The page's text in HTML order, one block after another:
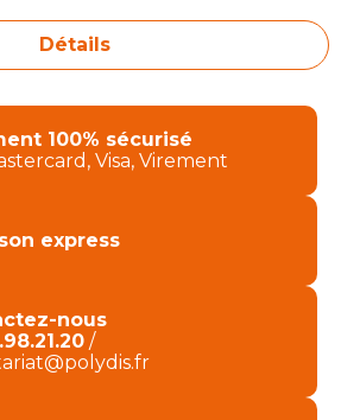
Détails
100% sécurisé
Visa, Virement
express
nous
/